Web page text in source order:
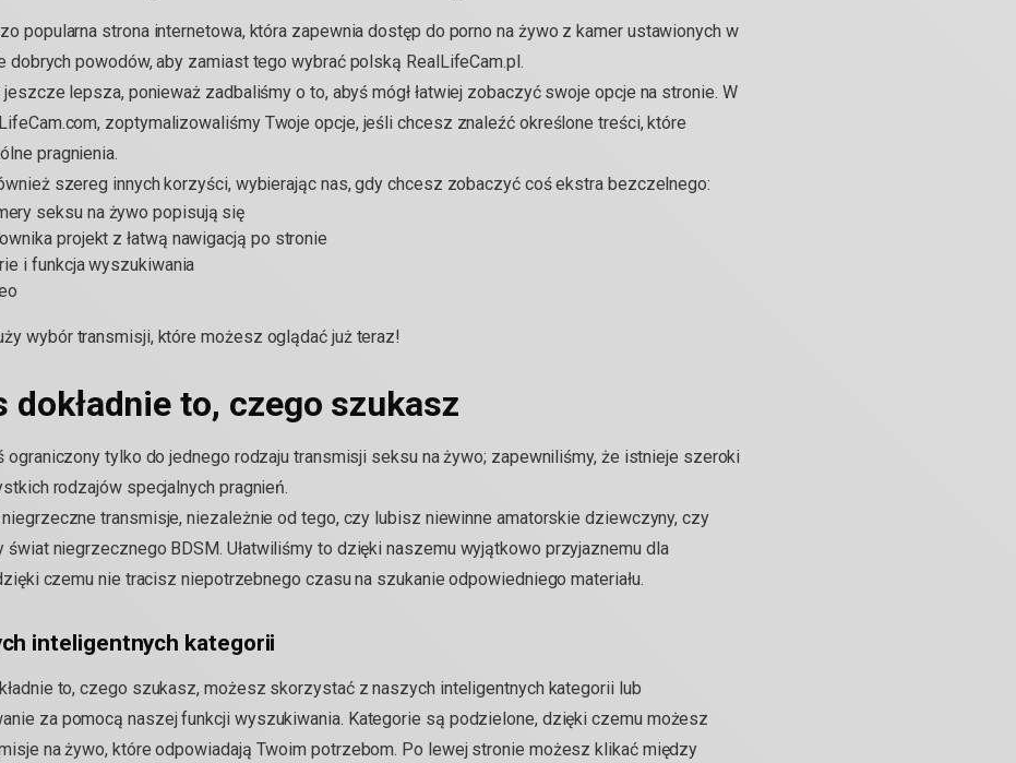
popularna strona internetowa, która zapewnia dostęp do porno na żywo z kamer ustawionych w
dobrych powodów, aby zamiast tego wybrać polską RealLifeCam.pl.
lepsza, ponieważ zadbaliśmy o to, abyś mógł łatwiej zobaczyć swoje opcje na stronie. W
zoptymalizowaliśmy Twoje opcje, jeśli chcesz znaleźć określone treści, które
pragnienia.
szereg innych korzyści, wybierając nas, gdy chcesz zobaczyć coś ekstra bezczelnego:
seksu na żywo popisują się
projekt z łatwą nawigacją po stronie
i funkcja wyszukiwania
wybór transmisji, które możesz oglądać już teraz!
dokładnie to, czego szukasz
ograniczony tylko do jednego rodzaju transmisji seksu na żywo; zapewniliśmy, że istnieje szeroki
rodzajów specjalnych pragnień.
transmisje, niezależnie od tego, czy lubisz niewinne amatorskie dziewczyny, czy
niegrzecznego BDSM. Ułatwiliśmy to dzięki naszemu wyjątkowo przyjaznemu dla
czemu nie tracisz niepotrzebnego czasu na szukanie odpowiedniego materiału.
inteligentnych kategorii
to, czego szukasz, możesz skorzystać z naszych inteligentnych kategorii lub
za pomocą naszej funkcji wyszukiwania. Kategorie są podzielone, dzięki czemu możesz
na żywo, które odpowiadają Twoim potrzebom. Po lewej stronie możesz klikać między